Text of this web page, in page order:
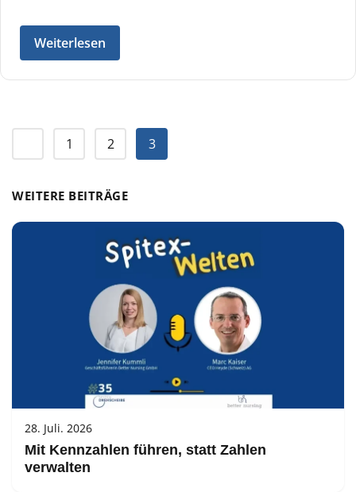
Weiterlesen
1 2 3
WEITERE BEITRÄGE
28. Juli. 2026
Mit Kennzahlen führen, statt Zahlen
verwalten